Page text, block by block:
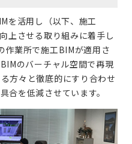
を活用し（以下、施工
上させる取り組みに着手し
作業所で施工BIMが適用さ
のバーチャル空間で再現
方々と徹底的にすり合わせ
合を低減させています。